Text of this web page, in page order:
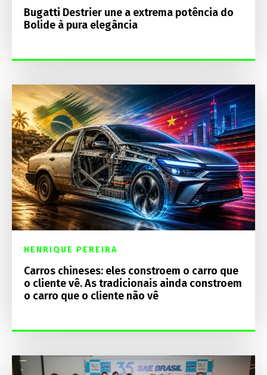
Bugatti Destrier une a extrema potência do
Bolide à pura elegância
HENRIQUE PEREIRA
Carros chineses: eles constroem o carro que
o cliente vê. As tradicionais ainda constroem
o carro que o cliente não vê